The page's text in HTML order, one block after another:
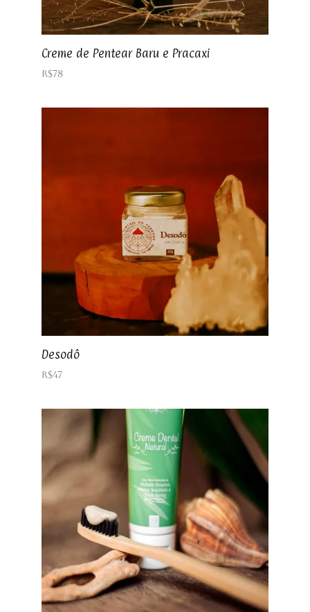
Creme de Pentear Baru e Pracaxi
R$78
Desodô
R$47